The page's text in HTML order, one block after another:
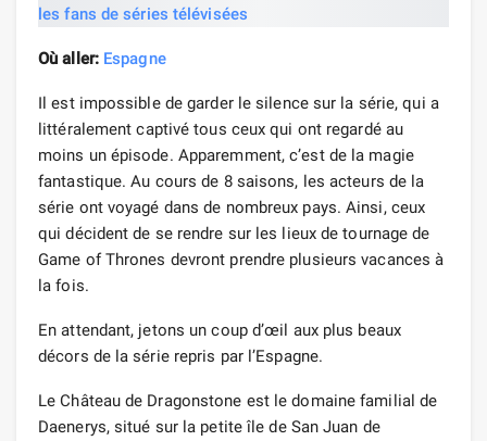
Où aller: Espagne
Il est impossible de garder le silence sur la série, qui a
littéralement captivé tous ceux qui ont regardé au
moins un épisode. Apparemment, c’est de la magie
fantastique. Au cours de 8 saisons, les acteurs de la
série ont voyagé dans de nombreux pays. Ainsi, ceux
qui décident de se rendre sur les lieux de tournage de
Game of Thrones devront prendre plusieurs vacances à
la fois.
En attendant, jetons un coup d’œil aux plus beaux
décors de la série repris par l’Espagne.
Le Château de Dragonstone est le domaine familial de
Daenerys, situé sur la petite île de San Juan de